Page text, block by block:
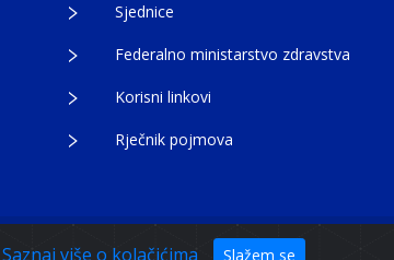
Saznaj više o kolačićima Slažem se
Sjednice
Federalno ministarstvo zdravstva
Korisni linkovi
Rječnik pojmova